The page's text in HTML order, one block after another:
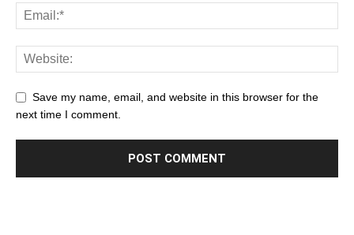
Save my name, email, and website in this browser for the
next time I comment.